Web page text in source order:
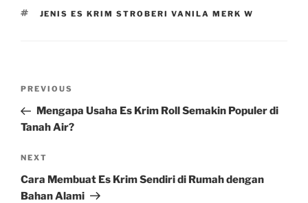
TAGS
JENIS ES KRIM STROBERI VANILA MERK W
Previous
Post
PREVIOUS
Mengapa Usaha Es Krim Roll Semakin Populer di
Tanah Air?
Next
Post
NEXT
Cara Membuat Es Krim Sendiri di Rumah dengan
Bahan Alami